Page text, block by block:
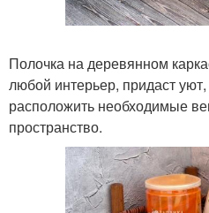
Полочка на деревянном
любой интерьер, придаст
расположить необходимые
пространство.